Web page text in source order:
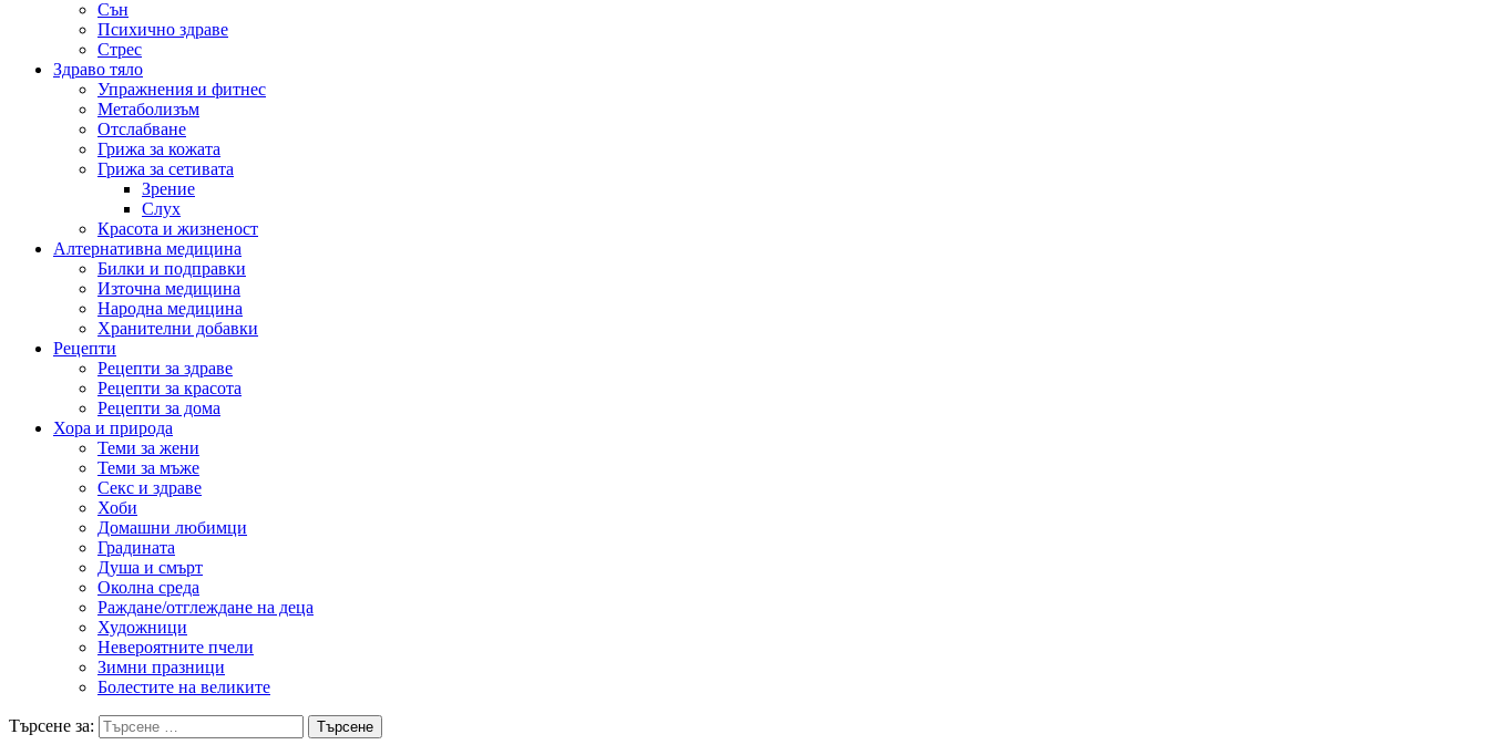
Сън
Психично здраве
Стрес
Здраво тяло
Упражнения и фитнес
Метаболизъм
Отслабване
Грижа за кожата
Грижа за сетивата
Зрение
Слух
Красота и жизненост
Алтернативна медицина
Билки и подправки
Източна медицина
Народна медицина
Хранителни добавки
Рецепти
Рецепти за здраве
Рецепти за красота
Рецепти за дома
Хора и природа
Теми за жени
Теми за мъже
Секс и здраве
Хоби
Домашни любимци
Градината
Душа и смърт
Околна среда
Раждане/отглеждане на деца
Художници
Невероятните пчели
Зимни празници
Болестите на великите
Търсене за: